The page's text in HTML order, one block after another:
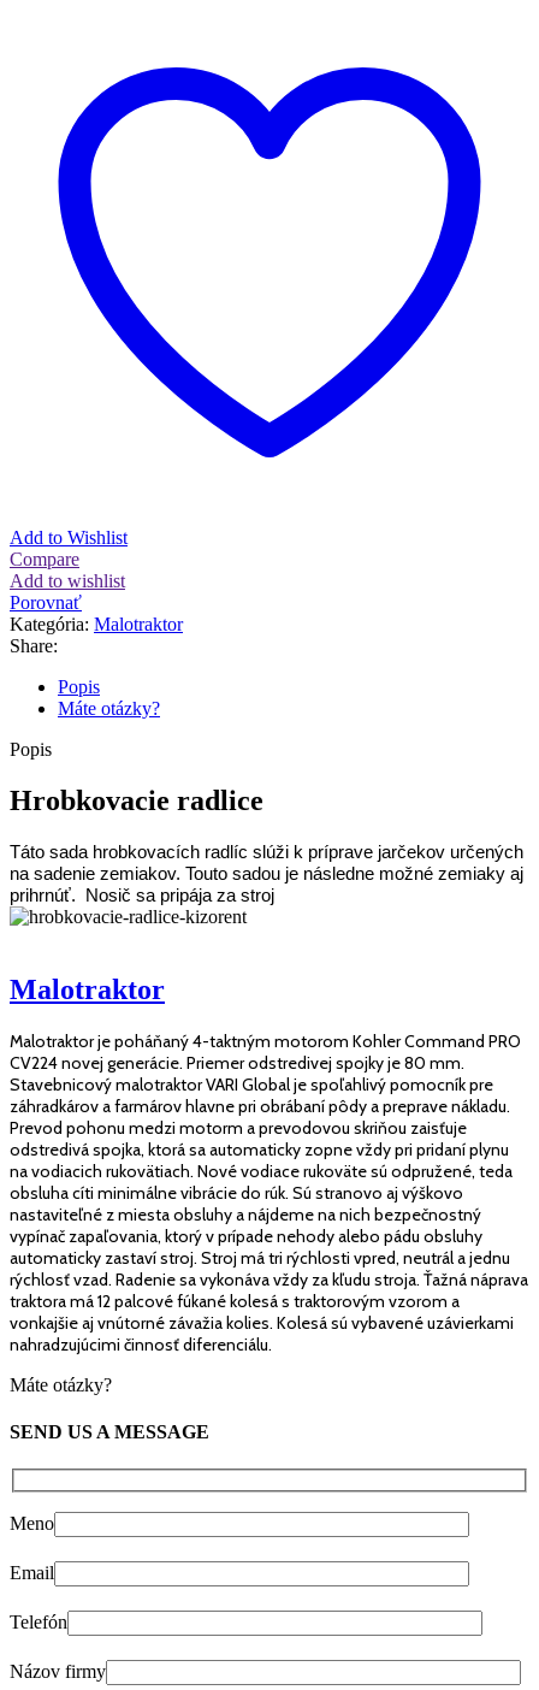
Add to Wishlist
Compare
Add to wishlist
Porovnať
Kategória: Malotraktor
Share:
Popis
Máte otázky?
Popis
Hrobkovacie radlice
Táto sada hrobkovacích radlíc slúži k príprave jarčekov určených
na sadenie zemiakov. Touto sadou je následne možné zemiaky aj
prihrnúť. Nosič sa pripája za stroj
Malotraktor
Malotraktor je poháňaný 4-taktným motorom Kohler Command PRO
CV224 novej generácie. Priemer odstredivej spojky je 80 mm.
Stavebnicový malotraktor VARI Global je spoľahlivý pomocník pre
záhradkárov a farmárov hlavne pri obrábaní pôdy a preprave nákladu.
Prevod pohonu medzi motorm a prevodovou skriňou zaisťuje
odstredivá spojka, ktorá sa automaticky zopne vždy pri pridaní plynu
na vodiacich rukovätiach. Nové vodiace rukoväte sú odpružené, teda
obsluha cíti minimálne vibrácie do rúk. Sú stranovo aj výškovo
nastaviteľné z miesta obsluhy a nájdeme na nich bezpečnostný
vypínač zapaľovania, ktorý v prípade nehody alebo pádu obsluhy
automaticky zastaví stroj. Stroj má tri rýchlosti vpred, neutrál a jednu
rýchlosť vzad. Radenie sa vykonáva vždy za kľudu stroja. Ťažná náprava
traktora má 12 palcové fúkané kolesá s traktorovým vzorom a
vonkajšie aj vnútorné závažia kolies. Kolesá sú vybavené uzávierkami
nahradzujúcimi činnosť diferenciálu.
Máte otázky?
SEND US A MESSAGE
Meno
Email
Telefón
Názov firmy